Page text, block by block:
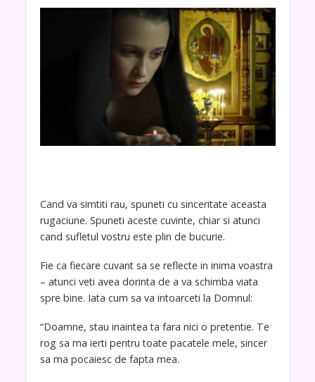
Cand va simtiti rau, spuneti cu sinceritate aceasta
rugaciune. Spuneti aceste cuvinte, chiar si atunci
cand sufletul vostru este plin de bucurie.
Fie ca fiecare cuvant sa se reflecte in inima voastra
– atunci veti avea dorinta de a va schimba viata
spre bine. Iata cum sa va intoarceti la Domnul:
“Doamne, stau inaintea ta fara nici o pretentie. Te
rog sa ma ierti pentru toate pacatele mele, sincer
sa ma pocaiesc de fapta mea.